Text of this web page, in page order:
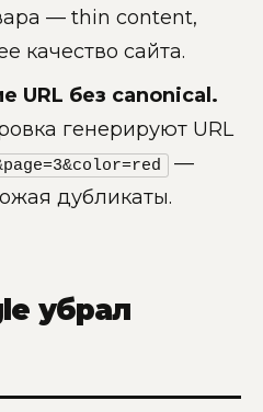
— thin content,
качество сайта.
URL без canonical.
генерируют URL
—
дубликаты.
убрал